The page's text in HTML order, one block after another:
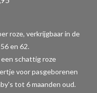
roze, verkrijgbaar in de
en 62.
schattig roze
voor pasgeborenen
tot 6 maanden oud.